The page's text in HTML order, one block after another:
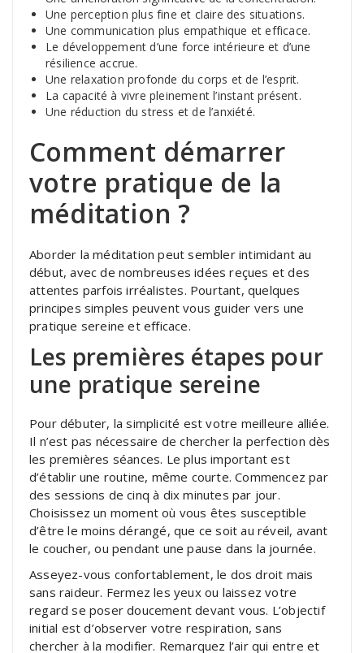
Une perception plus fine et claire des situations.
Une communication plus empathique et efficace.
Le développement d’une force intérieure et d’une
résilience accrue.
Une relaxation profonde du corps et de l’esprit.
La capacité à vivre pleinement l’instant présent.
Une réduction du stress et de l’anxiété.
Comment démarrer
votre pratique de la
méditation ?
Aborder la méditation peut sembler intimidant au
début, avec de nombreuses idées reçues et des
attentes parfois irréalistes. Pourtant, quelques
principes simples peuvent vous guider vers une
pratique sereine et efficace.
Les premières étapes pour
une pratique sereine
Pour débuter, la simplicité est votre meilleure alliée.
Il n’est pas nécessaire de chercher la perfection dès
les premières séances. Le plus important est
d’établir une routine, même courte. Commencez par
des sessions de cinq à dix minutes par jour.
Choisissez un moment où vous êtes susceptible
d’être le moins dérangé, que ce soit au réveil, avant
le coucher, ou pendant une pause dans la journée.
Asseyez-vous confortablement, le dos droit mais
sans raideur. Fermez les yeux ou laissez votre
regard se poser doucement devant vous. L’objectif
initial est d’observer votre respiration, sans
chercher à la modifier. Remarquez l’air qui entre et